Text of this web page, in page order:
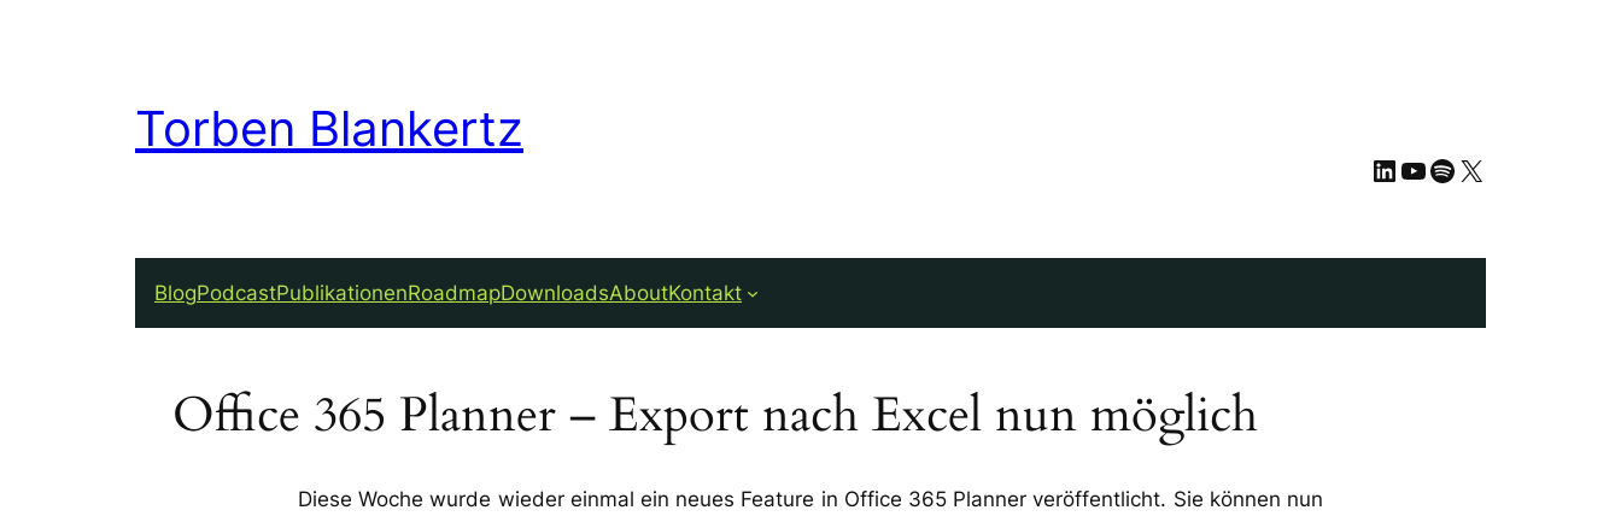
Torben Blankertz
LinkedIn
YouTube
Spotify
X
BlogPodcastPublikationenRoadmapDownloadsAboutKontakt
Office 365 Planner – Export nach Excel nun möglich
Diese Woche wurde wieder einmal ein neues Feature in Office 365 Planner veröffentlicht. Sie können nun